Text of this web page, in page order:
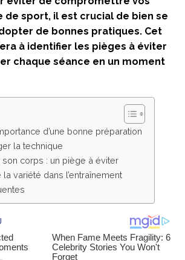
de sport, il est crucial de bien se
de bonnes pratiques. Cet
à identifier les pièges à éviter
chaque séance en un moment
d’une bonne préparation
la technique
corps : un piège à éviter
la variété dans l’entraînement